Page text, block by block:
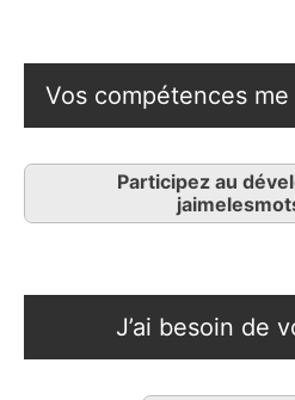
Vos compétences
Participez au
J’ai besoin de